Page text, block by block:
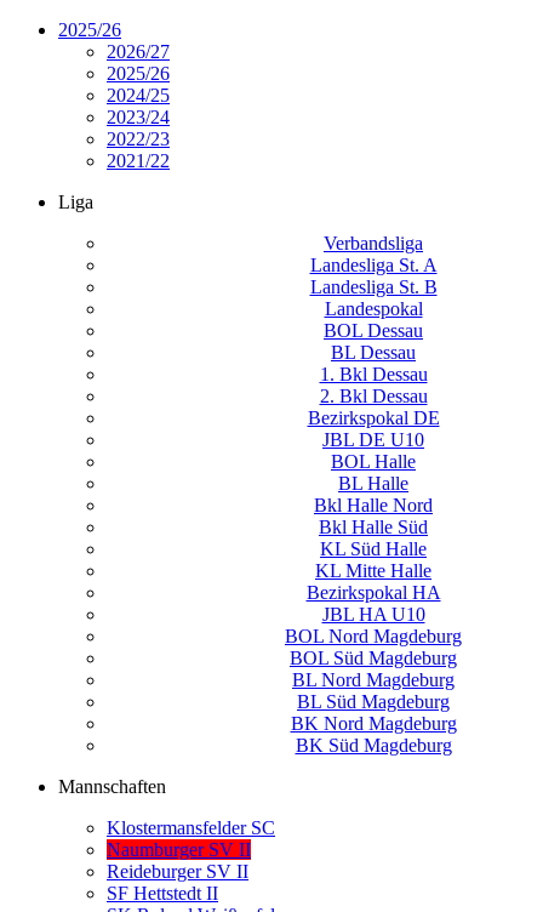
2025/26
2026/27
2025/26
2024/25
2023/24
2022/23
2021/22
Liga
Verbandsliga
Landesliga St. A
Landesliga St. B
Landespokal
BOL Dessau
BL Dessau
1. Bkl Dessau
2. Bkl Dessau
Bezirkspokal DE
JBL DE U10
BOL Halle
BL Halle
Bkl Halle Nord
Bkl Halle Süd
KL Süd Halle
KL Mitte Halle
Bezirkspokal HA
JBL HA U10
BOL Nord Magdeburg
BOL Süd Magdeburg
BL Nord Magdeburg
BL Süd Magdeburg
BK Nord Magdeburg
BK Süd Magdeburg
Mannschaften
Klostermansfelder SC
Naumburger SV II
Reideburger SV II
SF Hettstedt II